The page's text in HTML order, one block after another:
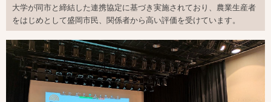
大学が同市と締結した連携協定に基づき実施されており、農業生産者
をはじめとして盛岡市民、関係者から高い評価を受けています。